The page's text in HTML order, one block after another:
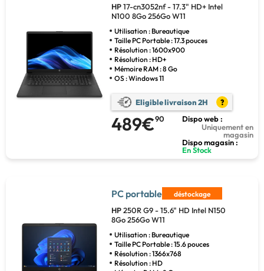
HP17-cn3052nf - 17.3" HD+ Intel
N100 8Go 256Go W11
Utilisation : Bureautique
Taille PC Portable : 17.3 pouces
Résolution : 1600x900
Résolution : HD+
Mémoire RAM : 8 Go
OS : Windows 11
Eligible livraison 2H ?
489€90
Dispo web :
Uniquement en
magasin
Dispo magasin :
En Stock
PC portable déstockage
HP250R G9 - 15.6" HD Intel N150
8Go 256Go W11
Utilisation : Bureautique
Taille PC Portable : 15.6 pouces
Résolution : 1366x768
Résolution : HD